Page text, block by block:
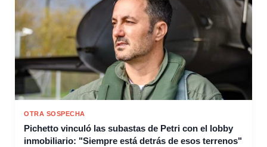
OTRA SOSPECHA
Pichetto vinculó las subastas de Petri con el lobby
inmobiliario: "Siempre está detrás de esos terrenos"